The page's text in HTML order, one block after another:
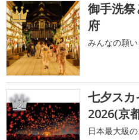
1
御手洗
府
みんなの願
2
七夕スカ
2026(京
日本最大級